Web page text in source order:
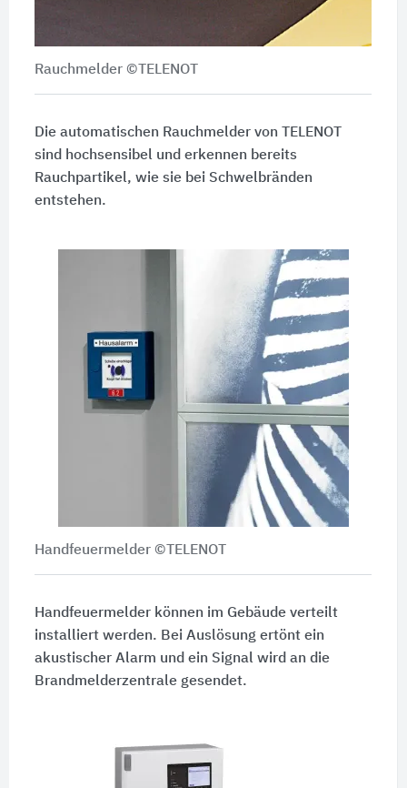
Rauchmelder ©TELENOT
Die automatischen Rauchmelder von TELENOT
sind hochsensibel und erkennen bereits
Rauchpartikel, wie sie bei Schwelbränden
entstehen.
Handfeuermelder ©TELENOT
Handfeuermelder können im Gebäude verteilt
installiert werden. Bei Auslösung ertönt ein
akustischer Alarm und ein Signal wird an die
Brandmelderzentrale gesendet.